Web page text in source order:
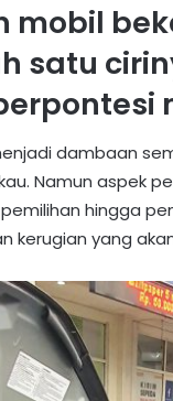
mobil
satu
dambaan
Namun aspek
hingga
kerugian yang